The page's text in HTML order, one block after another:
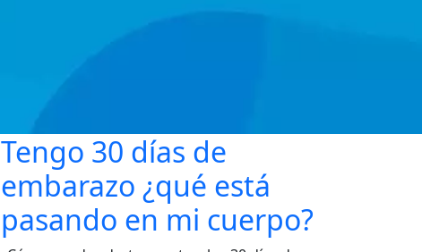
Tengo 30 días de
embarazo ¿qué está
pasando en mi cuerpo?